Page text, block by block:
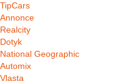
TipCars
Annonce
Realcity
Dotyk
National Geographic
Automix
Vlasta